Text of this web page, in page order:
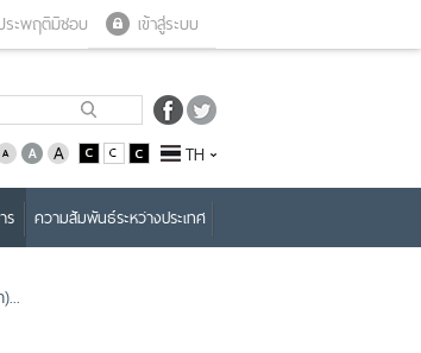
เข้าสู่ระบบ
ระพฤติมิชอบ
TH
ร ความสัมพันธ์ระหว่างประเทศ